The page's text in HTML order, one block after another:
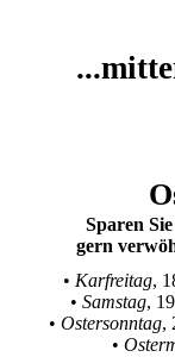
Sparen
gern
• Karfreitag,
• Samstag,
• Ostersonntag,
•